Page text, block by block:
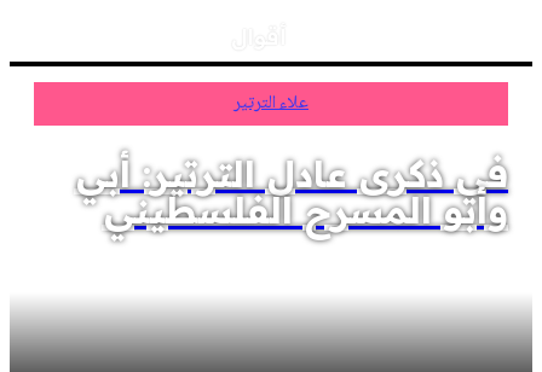
علاء الترتير
في ذكرى عادل الترتير: أبي
وأبو المسرح الفلسطيني